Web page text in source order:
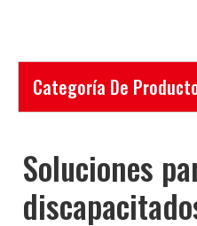
Categoría De
Soluciones